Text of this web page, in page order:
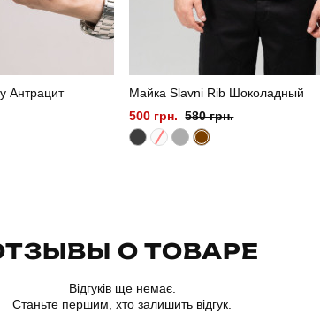
Антрацит
Майка Slavni Rib Шоколадный
500 грн. 580 грн.
О ТОВАРЕ
Відгуків ще немає.
Станьте першим, хто залишить відгук.